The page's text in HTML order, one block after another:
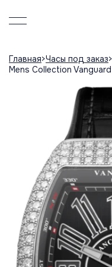
Главная Часы под заказ
Mens Collection Vanguard